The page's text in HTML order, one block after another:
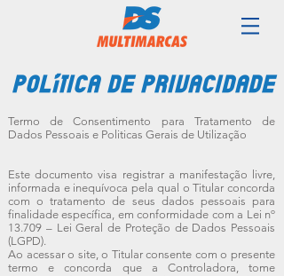
Política de Privacidade
Termo de Consentimento para Tratamento de
Dados Pessoais e Politicas Gerais de Utilização
Este documento visa registrar a manifestação livre,
informada e inequívoca pela qual o Titular concorda
com o tratamento de seus dados pessoais para
finalidade específica, em conformidade com a Lei nº
13.709 – Lei Geral de Proteção de Dados Pessoais
(LGPD).
Ao acessar o site, o Titular consente com o presente
termo e concorda que a Controladora, tome